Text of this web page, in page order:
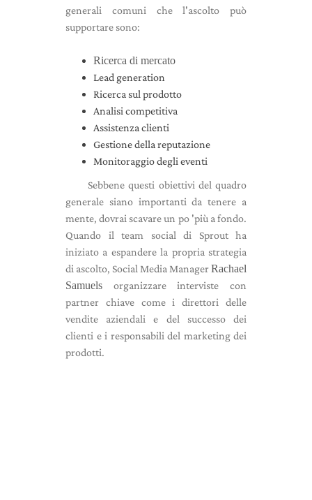
generali comuni che l'ascolto può
supportare sono:
Ricerca di mercato
Lead generation
Ricerca sul prodotto
Analisi competitiva
Assistenza clienti
Gestione della reputazione
Monitoraggio degli eventi
Sebbene questi obiettivi del quadro
generale siano importanti da tenere a
mente, dovrai scavare un po 'più a fondo.
Quando il team social di Sprout ha
iniziato a espandere la propria strategia
di ascolto, Social Media ManagerRachael
Samuels organizzare interviste con
partner chiave come i direttori delle
vendite aziendali e del successo dei
clienti e i responsabili del marketing dei
prodotti.